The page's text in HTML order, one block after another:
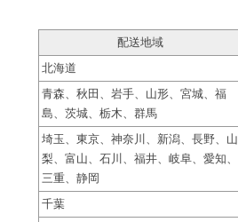
配送地域
北海道
青森、秋田、岩手、山形、宮城、福
島、茨城、栃木、群馬
埼玉、東京、神奈川、新潟、長野、山
梨、富山、石川、福井、岐阜、愛知、
三重、静岡
千葉